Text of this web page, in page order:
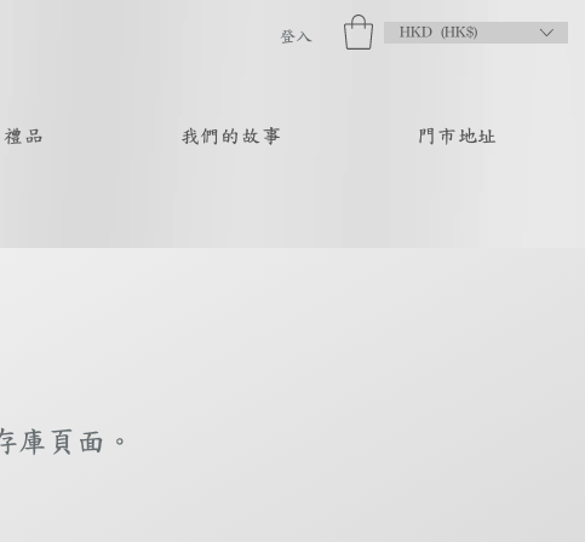
登入 HKD (HK$)
禮品 我們的故事 門市地址
庫頁面。